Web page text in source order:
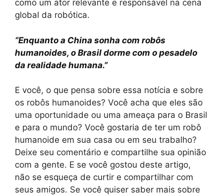
como um ator relevante e responsável na cena
global da robótica.
“Enquanto a China sonha com robôs
humanoides, o Brasil dorme com o pesadelo
da realidade humana.”
E você, o que pensa sobre essa notícia e sobre
os robôs humanoides? Você acha que eles são
uma oportunidade ou uma ameaça para o Brasil
e para o mundo? Você gostaria de ter um robô
humanoide em sua casa ou em seu trabalho?
Deixe seu comentário e compartilhe sua opinião
com a gente. E se você gostou deste artigo,
não se esqueça de curtir e compartilhar com
seus amigos. Se você quiser saber mais sobre